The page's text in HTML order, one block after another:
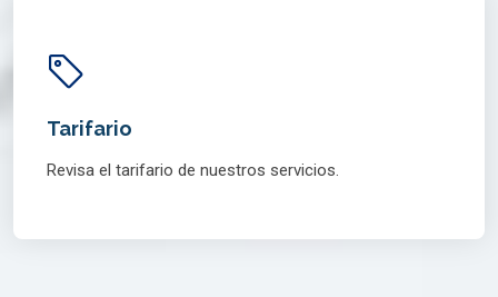
Tarifario
Revisa el tarifario de nuestros servicios.